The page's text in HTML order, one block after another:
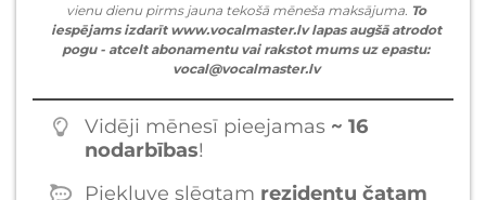
vienu dienu pirms jauna tekošā mēneša maksājuma. To
iespējams izdarīt www.vocalmaster.lv lapas augšā atrodot
pogu - atcelt abonamentu vai rakstot mums uz epastu:
vocal@vocalmaster.lv
Vidēji mēnesī pieejamas~ 16
nodarbības!
Piekļuve slēgtam rezidentu čatam